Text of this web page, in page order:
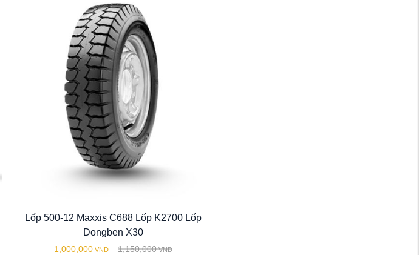
Lốp 500-12 Maxxis C688 Lốp K2700 Lốp
Dongben X30
1,000,000 VND 1,150,000 VND